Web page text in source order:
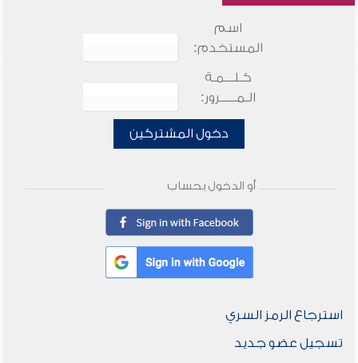
اسم
المستخدم:
كـلـــمـة
الـمـــــرور:
دخول المشتركين
أو الدخول بحساب
استرجاع الرمز السري
تسجيل عضو جديد